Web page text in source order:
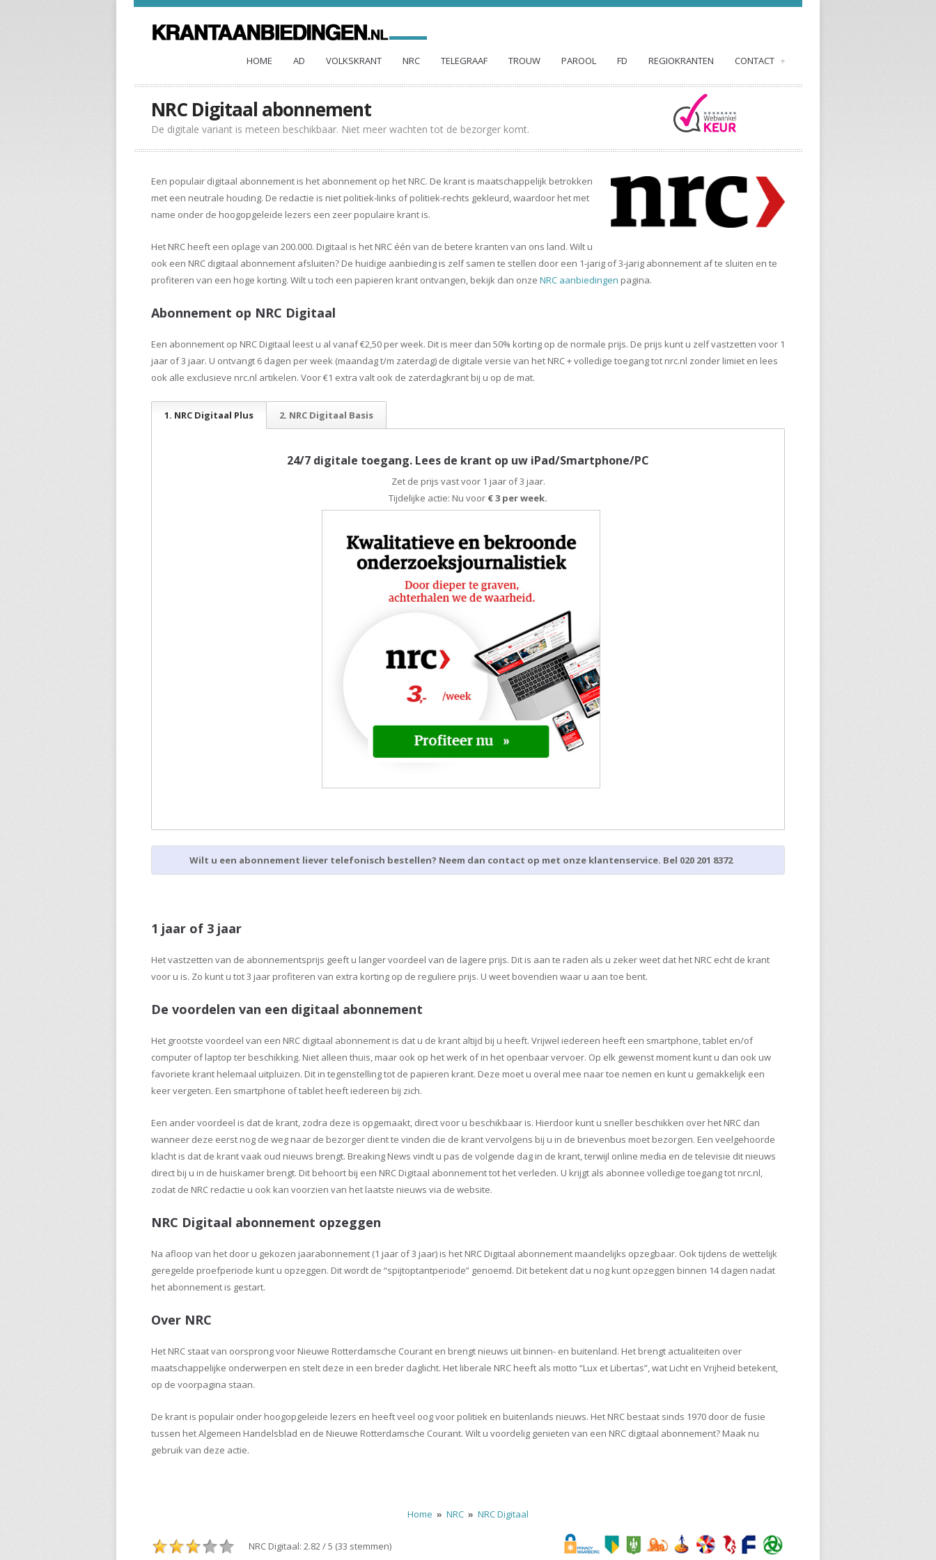
HOME AD VOLKSKRANT NRC TELEGRAAF TROUW PAROOL FD REGIOKRANTEN CONTACT +
NRC Digitaal abonnement
De digitale variant is meteen beschikbaar. Niet meer wachten tot de bezorger komt.
Een populair digitaal abonnement is het abonnement op het NRC. De krant is maatschappelijk betrokken
met een neutrale houding. De redactie is niet politiek-links of politiek-rechts gekleurd, waardoor het met
name onder de hoogopgeleide lezers een zeer populaire krant is.
Het NRC heeft een oplage van 200.000. Digitaal is het NRC één van de betere kranten van ons land. Wilt u
ook een NRC digitaal abonnement afsluiten? De huidige aanbieding is zelf samen te stellen door een 1-jarig of 3-jarig abonnement af te sluiten en te
profiteren van een hoge korting. Wilt u toch een papieren krant ontvangen, bekijk dan onze NRC aanbiedingen pagina.
Abonnement op NRC Digitaal
Een abonnement op NRC Digitaal leest u al vanaf €2,50 per week. Dit is meer dan 50% korting op de normale prijs. De prijs kunt u zelf vastzetten voor 1
jaar of 3 jaar. U ontvangt 6 dagen per week (maandag t/m zaterdag) de digitale versie van het NRC + volledige toegang tot nrc.nl zonder limiet en lees
ook alle exclusieve nrc.nl artikelen. Voor €1 extra valt ook de zaterdagkrant bij u op de mat.
1. NRC Digitaal Plus 2. NRC Digitaal Basis
24/7 digitale toegang. Lees de krant op uw iPad/Smartphone/PC
Zet de prijs vast voor 1 jaar of 3 jaar.
Tijdelijke actie: Nu voor € 3 per week.
Wilt u een abonnement liever telefonisch bestellen? Neem dan contact op met onze klantenservice. Bel 020 201 8372
1 jaar of 3 jaar
Het vastzetten van de abonnementsprijs geeft u langer voordeel van de lagere prijs. Dit is aan te raden als u zeker weet dat het NRC echt de krant
voor u is. Zo kunt u tot 3 jaar profiteren van extra korting op de reguliere prijs. U weet bovendien waar u aan toe bent.
De voordelen van een digitaal abonnement
Het grootste voordeel van een NRC digitaal abonnement is dat u de krant altijd bij u heeft. Vrijwel iedereen heeft een smartphone, tablet en/of
computer of laptop ter beschikking. Niet alleen thuis, maar ook op het werk of in het openbaar vervoer. Op elk gewenst moment kunt u dan ook uw
favoriete krant helemaal uitpluizen. Dit in tegenstelling tot de papieren krant. Deze moet u overal mee naar toe nemen en kunt u gemakkelijk een
keer vergeten. Een smartphone of tablet heeft iedereen bij zich.
Een ander voordeel is dat de krant, zodra deze is opgemaakt, direct voor u beschikbaar is. Hierdoor kunt u sneller beschikken over het NRC dan
wanneer deze eerst nog de weg naar de bezorger dient te vinden die de krant vervolgens bij u in de brievenbus moet bezorgen. Een veelgehoorde
klacht is dat de krant vaak oud nieuws brengt. Breaking News vindt u pas de volgende dag in de krant, terwijl online media en de televisie dit nieuws
direct bij u in de huiskamer brengt. Dit behoort bij een NRC Digitaal abonnement tot het verleden. U krijgt als abonnee volledige toegang tot nrc.nl,
zodat de NRC redactie u ook kan voorzien van het laatste nieuws via de website.
NRC Digitaal abonnement opzeggen
Na afloop van het door u gekozen jaarabonnement (1 jaar of 3 jaar) is het NRC Digitaal abonnement maandelijks opzegbaar. Ook tijdens de wettelijk
geregelde proefperiode kunt u opzeggen. Dit wordt de “spijtoptantperiode” genoemd. Dit betekent dat u nog kunt opzeggen binnen 14 dagen nadat
het abonnement is gestart.
Over NRC
Het NRC staat van oorsprong voor Nieuwe Rotterdamsche Courant en brengt nieuws uit binnen- en buitenland. Het brengt actualiteiten over
maatschappelijke onderwerpen en stelt deze in een breder daglicht. Het liberale NRC heeft als motto “Lux et Libertas”, wat Licht en Vrijheid betekent,
op de voorpagina staan.
De krant is populair onder hoogopgeleide lezers en heeft veel oog voor politiek en buitenlands nieuws. Het NRC bestaat sinds 1970 door de fusie
tussen het Algemeen Handelsblad en de Nieuwe Rotterdamsche Courant. Wilt u voordelig genieten van een NRC digitaal abonnement? Maak nu
gebruik van deze actie.
Home » NRC » NRC Digitaal
NRC Digitaal: 2.82 / 5 (33 stemmen)